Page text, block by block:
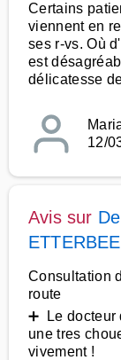
Certains
viennent en
ses r-vs. Où
est
délicatesse
12/
Avis sur
Consultation
route
➕ Le docteur
une tres
vivement !